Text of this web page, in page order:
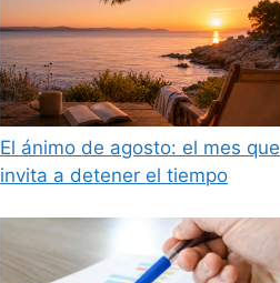
El ánimo de agosto: el mes que
invita a detener el tiempo